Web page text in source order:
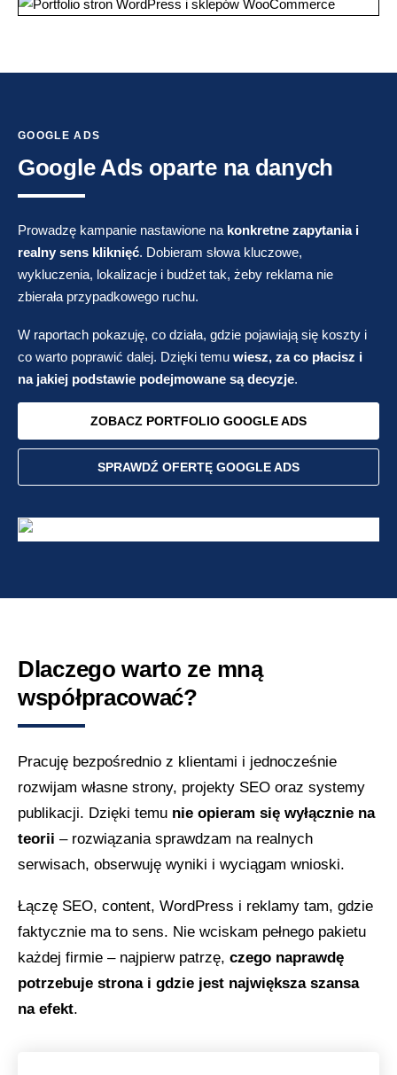
GOOGLE ADS
Google Ads oparte na danych
Prowadzę kampanie nastawione na konkretne zapytania i
realny sens kliknięć. Dobieram słowa kluczowe,
wykluczenia, lokalizacje i budżet tak, żeby reklama nie
zbierała przypadkowego ruchu.
W raportach pokazuję, co działa, gdzie pojawiają się koszty i
co warto poprawić dalej. Dzięki temu wiesz, za co płacisz i
na jakiej podstawie podejmowane są decyzje.
ZOBACZ PORTFOLIO GOOGLE ADS
SPRAWDŹ OFERTĘ GOOGLE ADS
Dlaczego warto ze mną
współpracować?
Pracuję bezpośrednio z klientami i jednocześnie
rozwijam własne strony, projekty SEO oraz systemy
publikacji. Dzięki temu nie opieram się wyłącznie na
teorii – rozwiązania sprawdzam na realnych
serwisach, obserwuję wyniki i wyciągam wnioski.
Łączę SEO, content, WordPress i reklamy tam, gdzie
faktycznie ma to sens. Nie wciskam pełnego pakietu
każdej firmie – najpierw patrzę, czego naprawdę
potrzebuje strona i gdzie jest największa szansa
na efekt.